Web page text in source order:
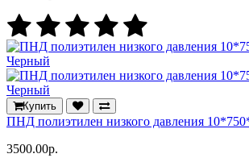
Купить
ПНД полиэтилен низкого давления
3500.00р.